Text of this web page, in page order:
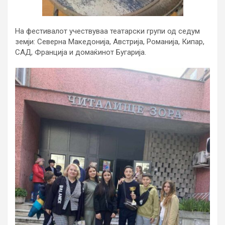
На фестивалот учествуваа театарски групи од седум
земји: Северна Македонија, Австрија, Романија, Кипар,
САД, Франција и домаќинот Бугарија.